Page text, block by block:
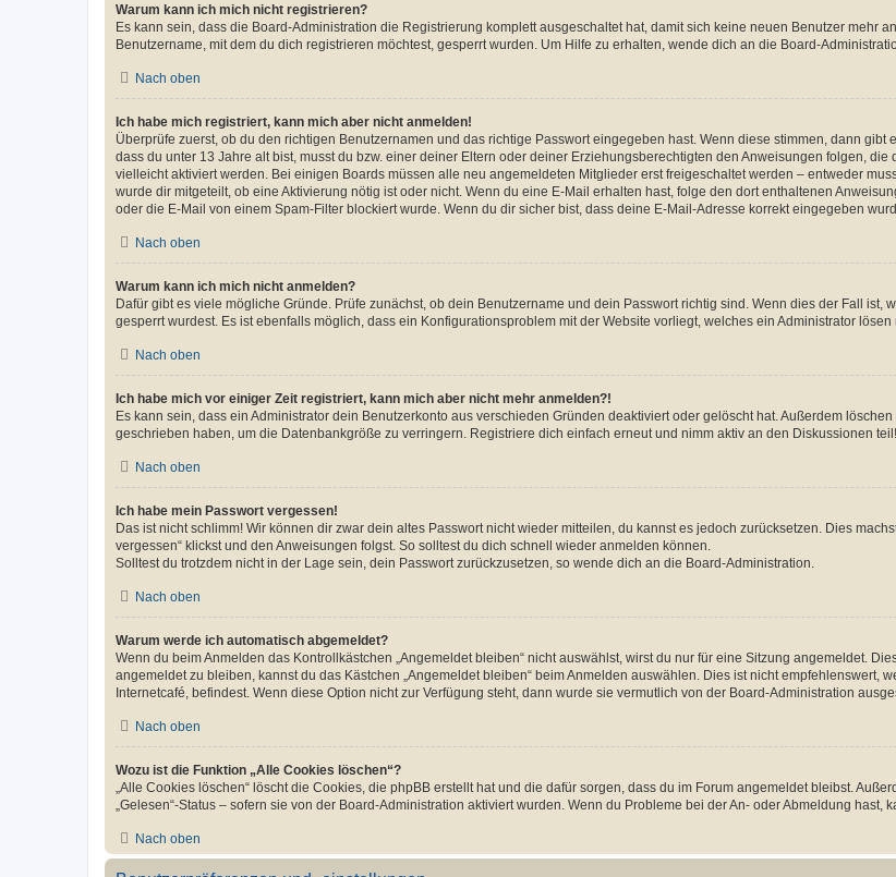
Warum kann ich mich nicht registrieren?
Es kann sein, dass die Board-Administration die Registrierung komplett ausgeschaltet hat, damit sich keine neuen Benutzer mehr
Benutzername, mit dem du dich registrieren möchtest, gesperrt wurden. Um Hilfe zu erhalten, wende dich an die Board-
Nach oben
Ich habe mich registriert, kann mich aber nicht anmelden!
Überprüfe zuerst, ob du den richtigen Benutzernamen und das richtige Passwort eingegeben hast. Wenn diese stimmen, dann gibt
dass du unter 13 Jahre alt bist, musst du bzw. einer deiner Eltern oder deiner Erziehungsberechtigten den Anweisungen folgen,
vielleicht aktiviert werden. Bei einigen Boards müssen alle neu angemeldeten Mitglieder erst freigeschaltet werden – entweder
wurde dir mitgeteilt, ob eine Aktivierung nötig ist oder nicht. Wenn du eine E-Mail erhalten hast, folge den dort enthaltenen
oder die E-Mail von einem Spam-Filter blockiert wurde. Wenn du dir sicher bist, dass deine E-Mail-Adresse korrekt eingegeben
Nach oben
Warum kann ich mich nicht anmelden?
Dafür gibt es viele mögliche Gründe. Prüfe zunächst, ob dein Benutzername und dein Passwort richtig sind. Wenn dies der Fall
gesperrt wurdest. Es ist ebenfalls möglich, dass ein Konfigurationsproblem mit der Website vorliegt, welches ein Administrator lösen
Nach oben
Ich habe mich vor einiger Zeit registriert, kann mich aber nicht mehr anmelden?!
Es kann sein, dass ein Administrator dein Benutzerkonto aus verschieden Gründen deaktiviert oder gelöscht hat. Außerdem
geschrieben haben, um die Datenbankgröße zu verringern. Registriere dich einfach erneut und nimm aktiv an den Diskussionen teil!
Nach oben
Ich habe mein Passwort vergessen!
Das ist nicht schlimm! Wir können dir zwar dein altes Passwort nicht wieder mitteilen, du kannst es jedoch zurücksetzen. Dies
vergessen“ klickst und den Anweisungen folgst. So solltest du dich schnell wieder anmelden können.
Solltest du trotzdem nicht in der Lage sein, dein Passwort zurückzusetzen, so wende dich an die Board-Administration.
Nach oben
Warum werde ich automatisch abgemeldet?
Wenn du beim Anmelden das Kontrollkästchen „Angemeldet bleiben“ nicht auswählst, wirst du nur für eine Sitzung angemeldet.
angemeldet zu bleiben, kannst du das Kästchen „Angemeldet bleiben“ beim Anmelden auswählen. Dies ist nicht empfehlenswert,
Internetcafé, befindest. Wenn diese Option nicht zur Verfügung steht, dann wurde sie vermutlich von der Board-Administration
Nach oben
Wozu ist die Funktion „Alle Cookies löschen“?
„Alle Cookies löschen“ löscht die Cookies, die phpBB erstellt hat und die dafür sorgen, dass du im Forum angemeldet bleibst.
„Gelesen“-Status – sofern sie von der Board-Administration aktiviert wurden. Wenn du Probleme bei der An- oder Abmeldung hast,
Nach oben